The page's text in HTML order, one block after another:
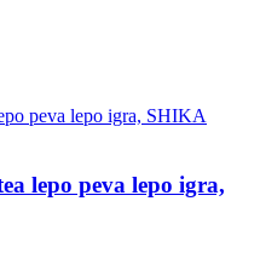
lepo peva lepo igra,